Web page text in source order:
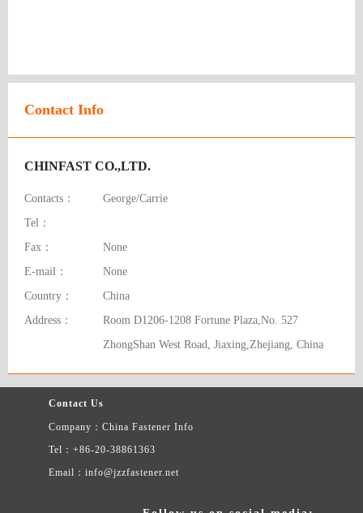
Contact Info
CHINFAST CO.,LTD.
Contacts：
George/Carrie
Tel：
Fax：
None
E-mail：
None
Country：
China
Address：
Room D1206-1208 Fortune Plaza,No. 527
ZhongShan West Road, Jiaxing,Zhejiang, China
Contact Us
Company：China Fastener Info
Tel：+86-20-38861363
Email：info@jzzfastener.net